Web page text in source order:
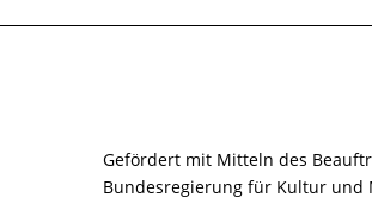
Gefördert mit Mitteln des
Bundesregierung für Kultur und